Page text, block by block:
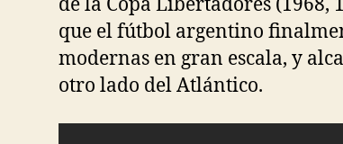
que el fútbol argentino
modernas en gran escala, y
otro lado del Atlántico.